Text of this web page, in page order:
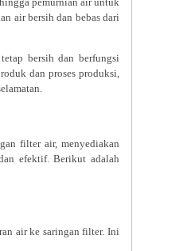
air bersih dan bebas dari
bersih dan berfungsi
dan proses produksi,
filter air, menyediakan
efektif. Berikut adalah
air ke saringan filter. Ini